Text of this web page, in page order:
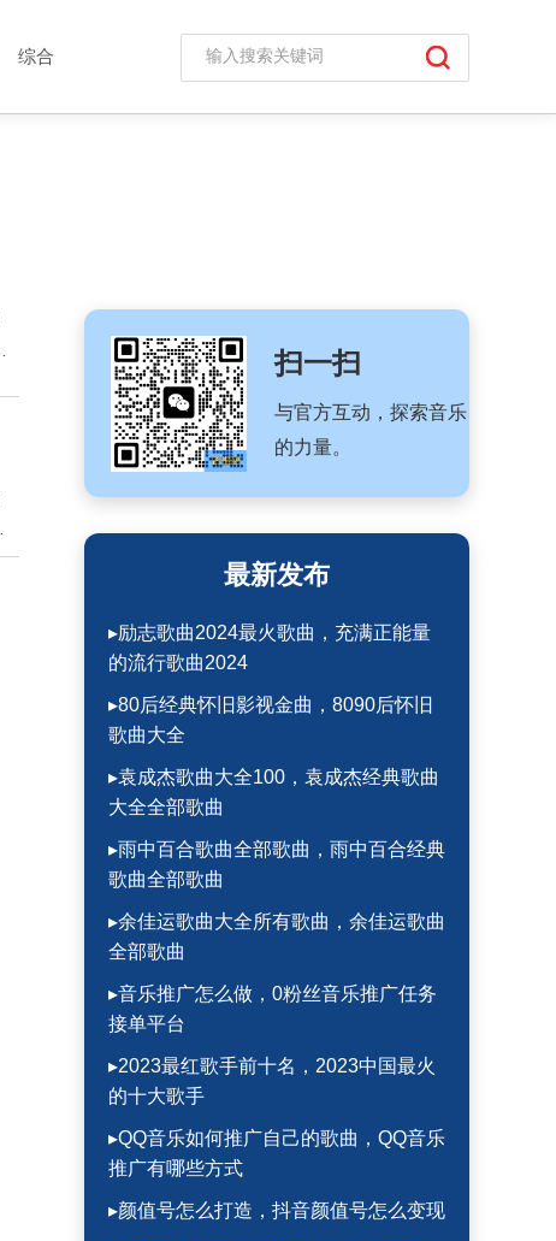
综合
扫一扫
与官方互动，探索音乐
的力量。
最新发布
▸励志歌曲2024最火歌曲，充满正能量
的流行歌曲2024
▸80后经典怀旧影视金曲，8090后怀旧
歌曲大全
▸袁成杰歌曲大全100，袁成杰经典歌曲
大全全部歌曲
▸雨中百合歌曲全部歌曲，雨中百合经典
歌曲全部歌曲
▸余佳运歌曲大全所有歌曲，余佳运歌曲
全部歌曲
▸音乐推广怎么做，0粉丝音乐推广任务
接单平台
▸2023最红歌手前十名，2023中国最火
的十大歌手
▸QQ音乐如何推广自己的歌曲，QQ音乐
推广有哪些方式
▸颜值号怎么打造，抖音颜值号怎么变现